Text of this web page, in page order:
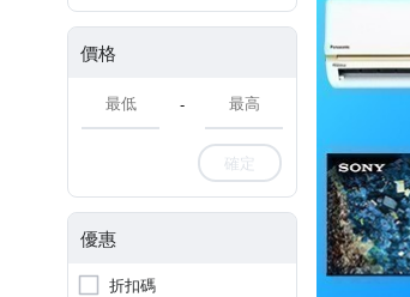
價格
-
確定
優惠
折扣碼